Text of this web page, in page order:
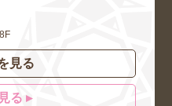
見る
る ▸